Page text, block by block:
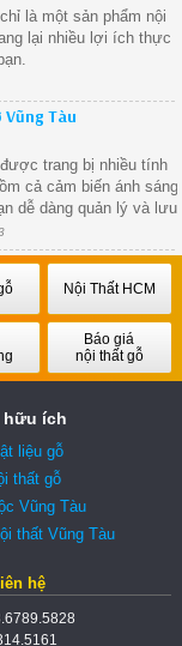
là một sản phẩm nội
lại nhiều lợi ích thực
Tàu
trang bị nhiều tính
cả cảm biến ánh sáng
dễ dàng quản lý và lưu
quả
Nội Thất HCM
Báo giá
nội thất gỗ
ích
liệu gỗ
thất gỗ
Vũng Tàu
thất Vũng Tàu
hệ